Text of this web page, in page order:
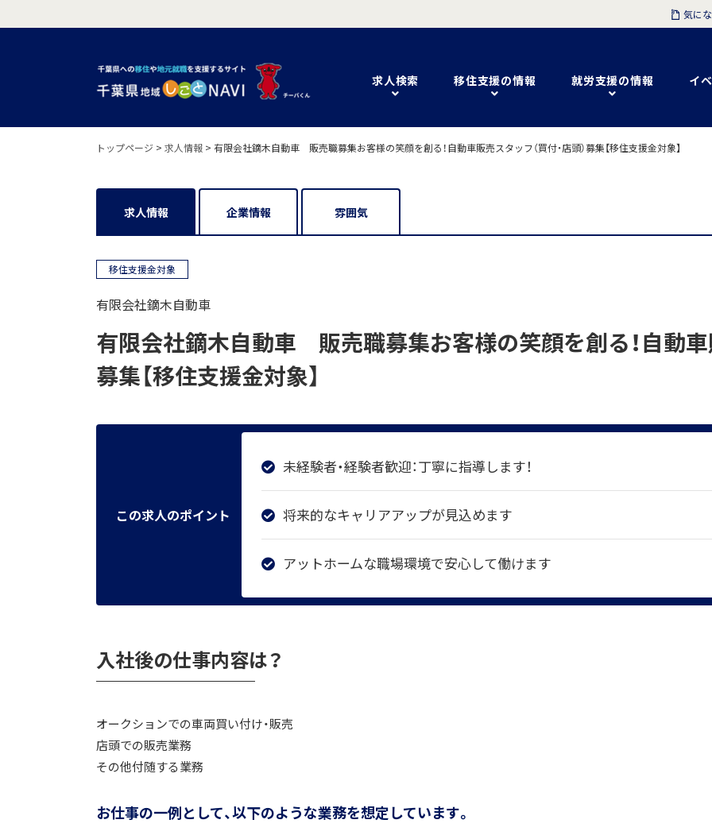
求人検索 移住支援の情報 就労支援の情報 イ
気に
トップページ > 求人情報 > 有限会社鏑木自動車 販売職募集お客様の笑顔を創る！自動車販売スタッフ（買付・店頭）募集【移住支援金対象】
求人情報 企業情報 雰囲気
移住支援金対象
有限会社鏑木自動車
有限会社鏑木自動車 販売職募集お客様の笑顔を創る！自動車
募集【移住支援金対象】
この求人のポイント
未経験者・経験者歓迎：丁寧に指導します！
将来的なキャリアアップが見込めます
アットホームな職場環境で安心して働けます
入社後の仕事内容は？
オークションでの車両買い付け・販売
店頭での販売業務
その他付随する業務
お仕事の一例として、以下のような業務を想定しています。